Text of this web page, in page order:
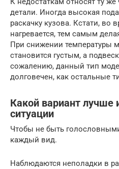
детали. Иногда высокая
раскачку кузова. Кстати, во
нагревается, тем самым
При снижении температуры
становится густым, а
сожалению, данный тип
долговечен, как остальные
Какой вариант лучше
ситуации
Чтобы не быть
каждый вид.
Наблюдаются неполадки в